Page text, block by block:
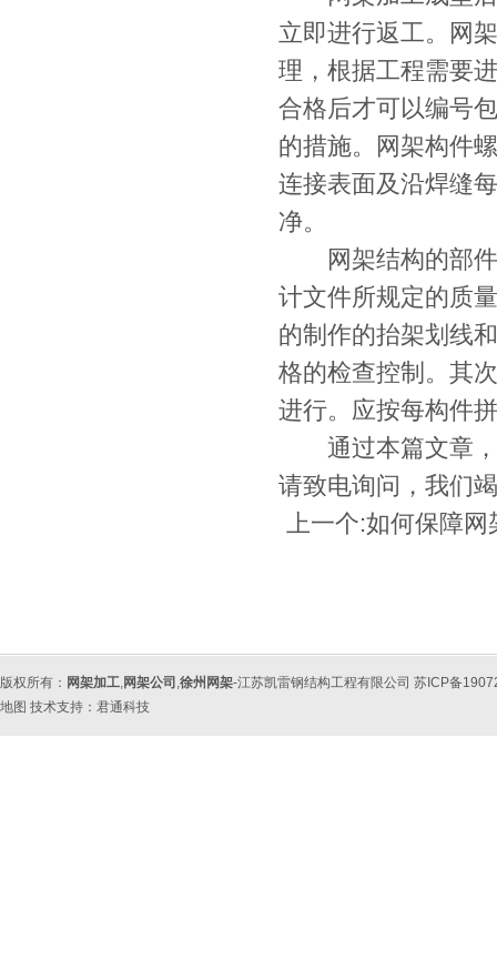
立即进行返工。网
理，根据工程需要
合格后才可以编号
的措施。网架构件
连接表面及沿焊缝
净。
网架结构的部件
计文件所规定的质
的制作的抬架划线
格的检查控制。其
进行。应按每构件
通过本篇文章，
请致电询问，我
上一个:如何保障网
版权所有： 网架加工,网架公司 ,徐州网架-江苏凯雷钢结构工程有限公司 苏ICP备
地图 技术支持： 君通科技